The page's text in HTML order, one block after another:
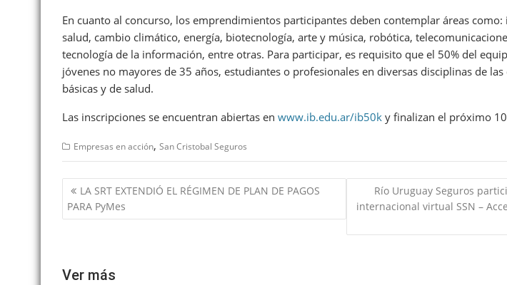
En cuanto al concurso, los emprendimientos participantes deben contemplar áreas
salud, cambio climático, energía, biotecnología, arte y música, robótica,
tecnología de la información, entre otras. Para participar, es requisito que el 50% del
jóvenes no mayores de 35 años, estudiantes o profesionales en diversas disciplinas de las
básicas y de salud.
Las inscripciones se encuentran abiertas en www.ib.edu.ar/ib50k y finalizan el próximo
Empresas en acción, San Cristobal Seguros
Navegación
de
entradas
LA SRT EXTENDIÓ EL RÉGIMEN DE PLAN DE PAGOS
PARA PyMes
Río Uruguay Seguros
internacional virtual SSN –
Ver más